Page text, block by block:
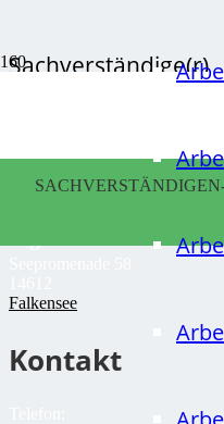
Sachverständige(r)
Gerdes
Ingenieurbüro Jörg
Falkensee
Kontakt